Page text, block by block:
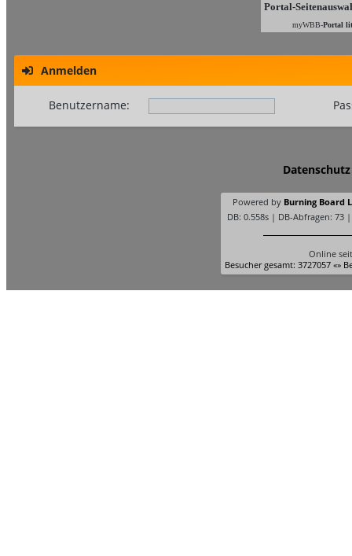
Portal-
myWBB-Portal
Anmelden
Benutzername:
Datenschutz
Powered by Burning Board
DB: 0.558s | DB-Abfragen: 73
Online
Besucher gesamt: 3727057 «»